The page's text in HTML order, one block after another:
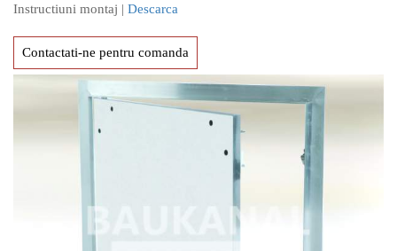
Instructiuni montaj | Descarca
Contactati-ne pentru comanda